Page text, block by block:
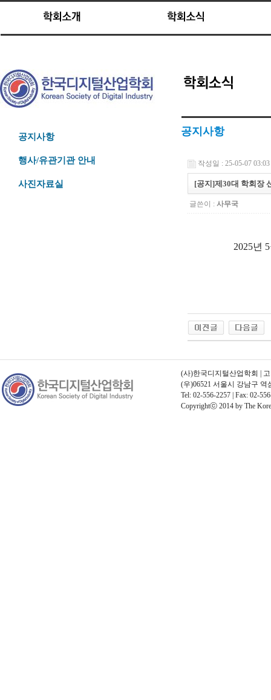
공지사항
행사/유관기관 안내
사진자료실
공지사항
작성일 : 25-05-07 03:03
[공지]제30대 학회장
글쓴이 : 사무국
2025년
(사)한국디지털산업학회 |
(우)06521 서울시 강남구
Tel: 02-556-2257 | Fax: 02-
Copyrightⓒ 2014 by The